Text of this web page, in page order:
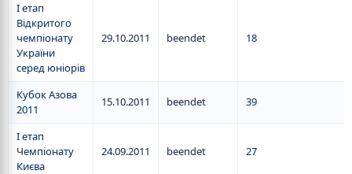
I етап
Відкритого
чемпіонату
України
серед юніорів
29.10.2011 beendet 18
Кубок Азова
2011
15.10.2011 beendet 39
I етап
Чемпіонату
Києва
24.09.2011 beendet 27